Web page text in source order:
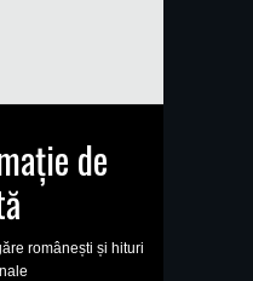
de
românești și hituri